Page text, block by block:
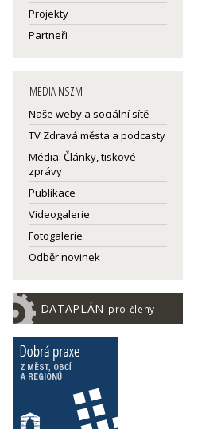
Projekty
Partneři
MEDIA NSZM
Naše weby a sociální sítě
TV Zdravá města a podcasty
Média: Články, tiskové
zprávy
Publikace
Videogalerie
Fotogalerie
Odběr novinek
DATAPLÁN pro členy